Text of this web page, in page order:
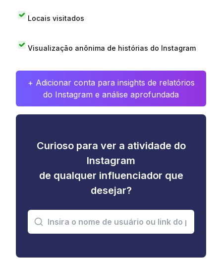
Locais visitados
Visualização anônima de histórias do Instagram
+ Adicionar conta para insights de relatórios
do Instagram e análise aprofundada
Curioso para ver a atividade do
Instagram
de qualquer influenciador que
desejar?